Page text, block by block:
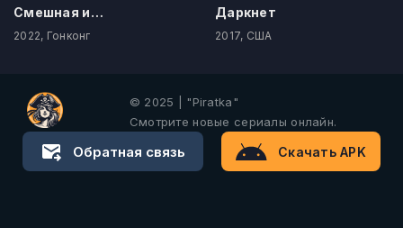
Смешная история
2022, Гонконг
Даркнет
2017, США
© 2025 | "Piratka"
Смотрите новые сериалы онлайн.
Обратная связь Скачать APK